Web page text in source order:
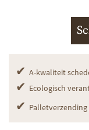
✔ A-kwaliteit
✔ Ecologisch
✔